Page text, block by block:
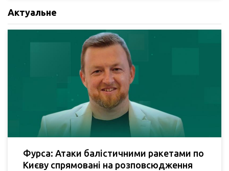
Актуальне
Фурса: Атаки балістичними ракетами по
Києву спрямовані на розповсюдження